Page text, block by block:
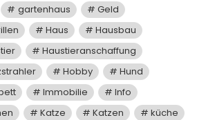
gartenhaus
Geld
Haus
Hausbau
Haustieranschaffung
Hobby
Hund
Immobilie
Info
Katze Katzen
küche